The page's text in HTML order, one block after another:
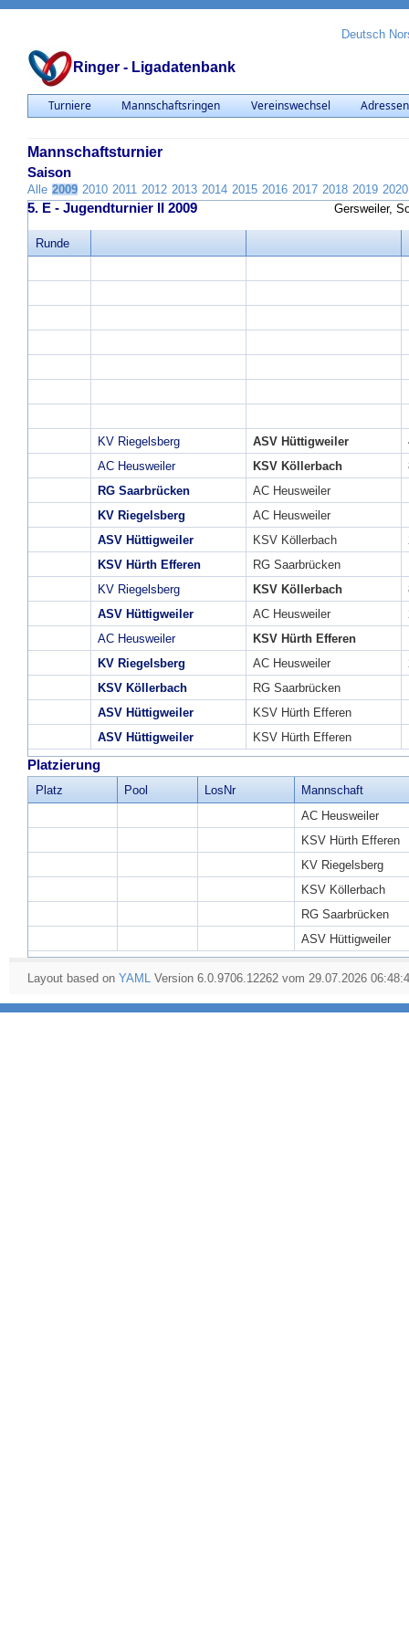
Ringer - Ligadatenbank
Deutsch
Turniere Mannschaftsringen Vereinswechsel Adressen
Mannschaftsturnier
Saison
Alle 2009 2010 2011 2012 2013 2014 2015 2016 2017 2018 2019 2020
5. E - Jugendturnier II 2009 Gersweiler,
Runde
KV Riegelsberg
ASV Hüttigweiler
AC Heusweiler
KSV Köllerbach
RG Saarbrücken
AC Heusweiler
KV Riegelsberg
AC Heusweiler
ASV Hüttigweiler
KSV Köllerbach
KSV Hürth Efferen
RG Saarbrücken
KV Riegelsberg
KSV Köllerbach
ASV Hüttigweiler
AC Heusweiler
AC Heusweiler
KSV Hürth Efferen
KV Riegelsberg
AC Heusweiler
KSV Köllerbach
RG Saarbrücken
ASV Hüttigweiler
KSV Hürth Efferen
ASV Hüttigweiler
KSV Hürth Efferen
Platzierung
Platz Pool LosNr
Mannschaft
AC Heusweiler
KSV Hürth Efferen
KV Riegelsberg
KSV Köllerbach
RG Saarbrücken
ASV Hüttigweiler
Layout based on YAML Version 6.0.9706.12262 vom 29.07.2026